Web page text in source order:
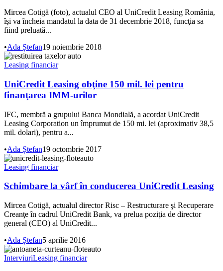
Mircea Cotigă (foto), actualul CEO al UniCredit Leasing România,
îşi va încheia mandatul la data de 31 decembrie 2018, funcţia sa
fiind preluată...
•Ada Ștefan19 noiembrie 2018
Leasing financiar
UniCredit Leasing obţine 150 mil. lei pentru
finanţarea IMM-urilor
IFC, membră a grupului Banca Mondială, a acordat UniCredit
Leasing Corporation un împrumut de 150 mi. lei (aproximativ 38,5
mil. dolari), pentru a...
•Ada Ștefan19 octombrie 2017
Leasing financiar
Schimbare la vârf în conducerea UniCredit Leasing
Mircea Cotigă, actualul director Risc – Restructurare şi Recuperare
Creanţe în cadrul UniCredit Bank, va prelua poziţia de director
general (CEO) al UniCredit...
•Ada Ștefan5 aprilie 2016
InterviuriLeasing financiar